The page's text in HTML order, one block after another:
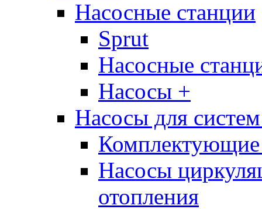
Насосные станции
Sprut
Насосные
Насосы +
Насосы для
Комплектующие
Насосы
отопления